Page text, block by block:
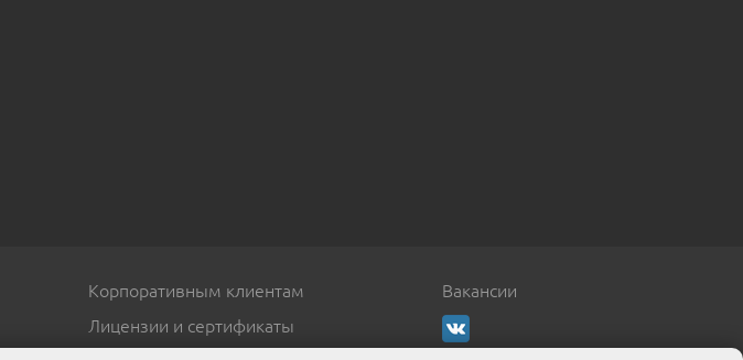
Корпоративным клиентам
Лицензии и сертификаты
Вакансии